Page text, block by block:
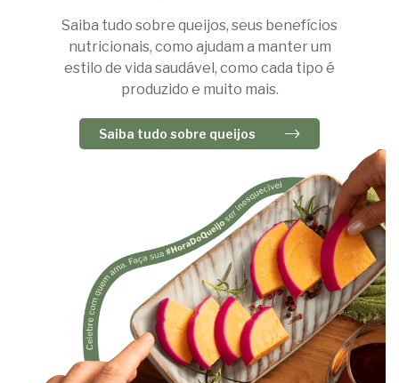
Saiba tudo sobre queijos, seus benefícios
nutricionais, como ajudam a manter um
estilo de vida saudável, como cada tipo é
produzido e muito mais.
Saiba tudo sobre queijos